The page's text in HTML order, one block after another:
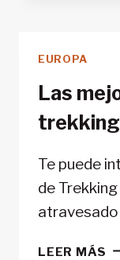
EUROPA
Las
Te puede
de
LEER MÁS